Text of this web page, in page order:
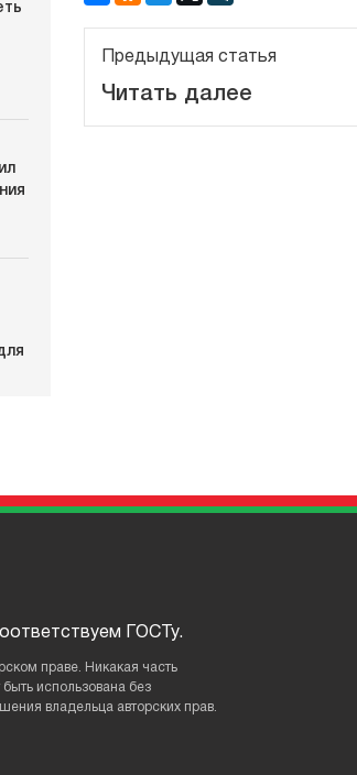
Предыдущая статья
Читать далее
ГОСТу.
праве. Никакая часть
использована без
владельца авторских прав.